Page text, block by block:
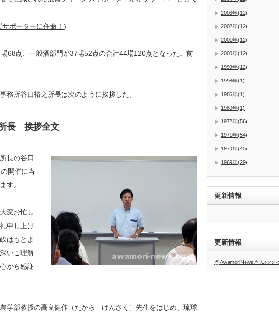
ポーターに任命！ )
68点、一般酒部門が37場52点の合計44場120点となった。前
務所谷口裕之所長は次のように挨拶した。
長 挨拶全文
長の谷口
開催に当
す。
変お忙し
申し上げ
はもとよ
いご理解
から感謝
学部教授の高良健作（たから けんさく）先生をはじめ、琉球
2003年(12)
2002年(12)
2001年(12)
2000年(12)
1999年(12)
1998年(1)
1986年(1)
1980年(1)
1972年(56)
1971年(54)
1970年(45)
1969年(29)
更新情報
更新情報
@AwamoriNewsさんのツ